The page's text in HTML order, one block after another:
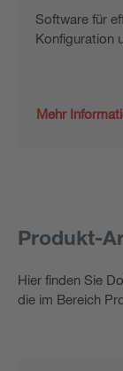
Software für
Konfiguration
Mehr
Produkt-
Hier finden Sie
die im Bereich